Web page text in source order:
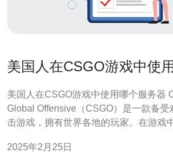
美国人在CSGO游戏中使
美国人在CSGO游戏中使用哪个服务器 Counter-Strike:
Global Offensive（CSGO）是一款备
击游戏，拥有世界各地的玩家。在游戏
的服务器至关重要，以确保获得最佳的游戏体
2025年2月25日